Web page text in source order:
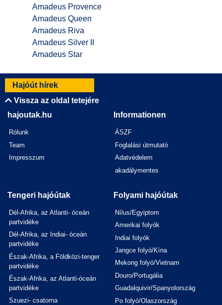
Amadeus Provence
Amadeus Queen
Amadeus Riva
Amadeus Silver II
Amadeus Star
Hajóút hírek
Vissza az oldal tetejére
hajoutak.hu
Rólunk
Team
Impresszum
Informationen
ÁSZF
Foglalási útmutató
Adatvédelem
akadálymentes
Tengeri hajóútak
Dél-Afrika, az Atlanti- óceán
partvidéke
Dél-Afrika, az Indiai- óceán
partvidéke
Észak-Afrika, a Földközi-tenger
partvidéke
Észak-Afrika, az Atlanti-óceán
partvidéke
Szuezi- csatorna
Folyami hajóútak
Nílus/Egyiptom
Amerikai folyók
Indiai folyók
Jangce folyó/Kína
Mekong folyó/Vietnam
Douro/Portugália
Guadalquivir/Spanyolország
Po folyó/Olaszország